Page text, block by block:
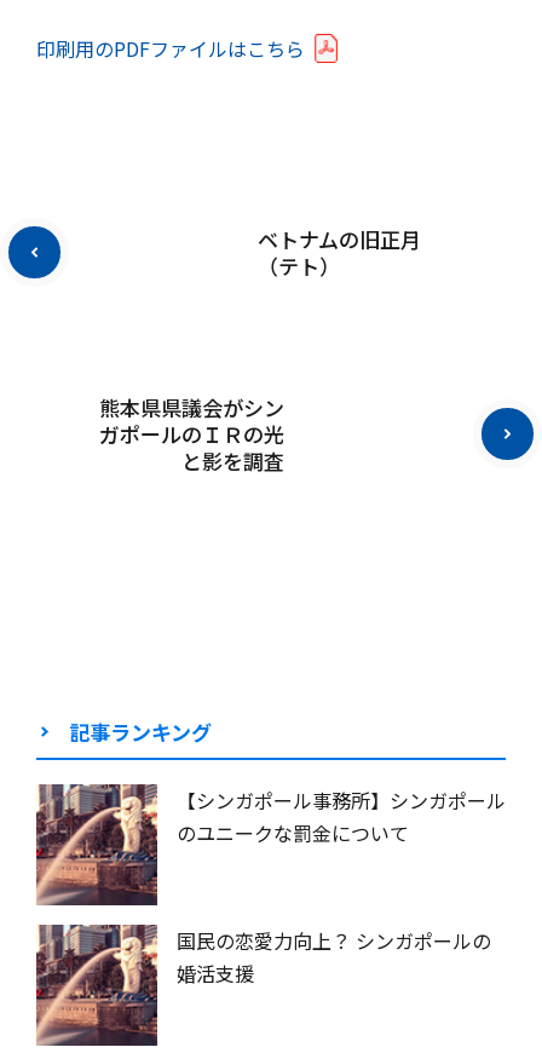
印刷用のPDFファイルはこちら
ベトナムの旧正月
（テト）
熊本県県議会がシン
ガポールのＩＲの光
と影を調査
記事ランキング
【シンガポール事務所】シンガポール
のユニークな罰金について
国民の恋愛力向上？ シンガポールの
婚活支援